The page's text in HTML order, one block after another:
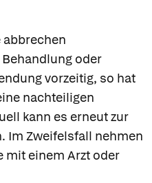
abbrechen
oder
vorzeitig, so hat
nachteiligen
kann es erneut zur
Im Zweifelsfall nehmen
mit einem Arzt oder